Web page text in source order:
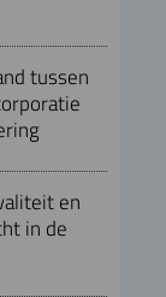
tussen
en
in de